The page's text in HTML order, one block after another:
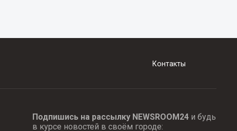
Контакты
Подпишись на рассылку NEWSROOM24и будь
в курсе новостей в своём городе: